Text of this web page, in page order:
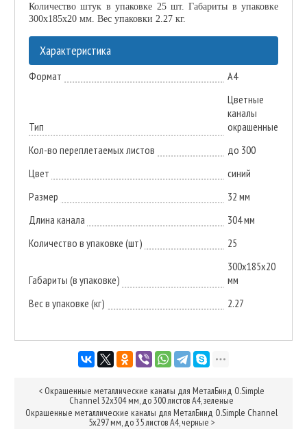
Количество штук в упаковке 25 шт. Габариты в упаковке
300х185х20 мм. Вес упаковки 2.27 кг.
Характеристика
Формат А4
Тип
Цветные
каналы
окрашенные
Кол-во переплетаемых листов
до 300
Цвет
синий
Размер
32 мм
Длина канала
304 мм
Количество в упаковке (шт)
25
Габариты (в упаковке)
300х185х20
мм
Вес в упаковке (кг)
2.27
< Окрашенные металлические каналы для МеталБинд O.Simple
Channel 32х304 мм, до 300 листов А4, зеленые
Окрашенные металлические каналы для МеталБинд O.Simple Channel
5х297 мм, до 35 листов А4, черные >